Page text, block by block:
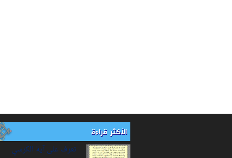
الأكثر قراءة
تعرف على آية الكرسي